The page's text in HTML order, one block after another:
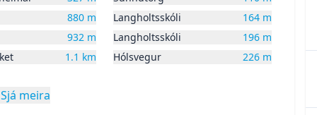
880 m
932 m
1.1 km
Langholtsskóli
164 m
Langholtsskóli
196 m
Hólsvegur
226 m
Sjá meira